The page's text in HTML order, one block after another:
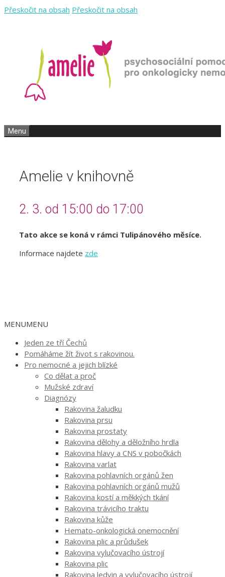
Přeskočit na obsah Přeskočit na obsah
Menu
Amelie v knihovně
2. 3. od 15:00 do 17:00
Tato akce se koná v rámci Tulipánového měsíce.
Informace najdete zde
MENUMENU
Jeden ze tří Čechů
Pomáháme žít život s rakovinou.
Pro nemocné a jejich blízké
Co dělat a proč
Mužské zdraví
Diagnózy
Rakovina žaludku
Rakovina prsu
Rakovina prostaty
Rakovina dělohy a děložního hrdla
Rakovina hlavy a CNS v pobočkách
Rakovina varlat
Rakovina pohlavních orgánů žen
Rakovina pohlavních orgánů mužů
Rakovina kostí a měkkých tkání
Rakovina trávicího traktu
Rakovina kůže
Hemato-onkologická onemocnění
Rakovina plic a průdušek
Rakovina vylučovacího ústrojí
Rakovina plic
Rakovina ledvin a vylučovacího ústrojí